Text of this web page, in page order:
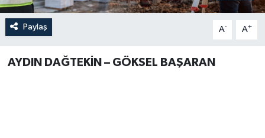
Paylaş A- A+
AYDIN DAĞTEKİN – GÖKSEL BAŞARAN